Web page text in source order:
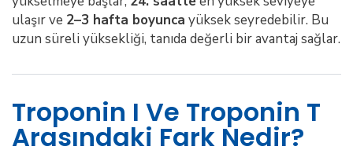
ulaşır ve 2–3 hafta boyunca yüksek seyredebilir. Bu
uzun süreli yüksekliği, tanıda değerli bir avantaj sağlar.
Troponin I Ve Troponin T
Arasındaki Fark Nedir?